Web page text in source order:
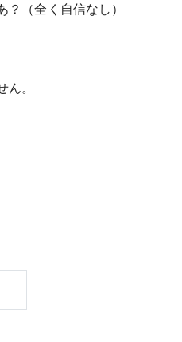
？（全く自信なし）
ん。